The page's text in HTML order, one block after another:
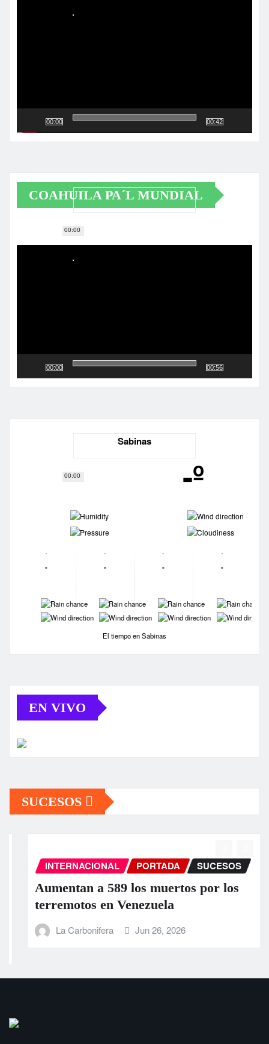
00:00
00:00
00:42
COAHUILA PA´L MUNDIAL
Reproductor
00:00
00:00
00:56
Sabinas
-º
-
-
-
-
-
-
-
-
-
-
-
-
-
-
-
-
-
-
-
-
El tiempo en Sabinas
EN VIVO
SUCESOS
INTERNACIONAL PORTADA SUCESOS
Aumentan a 589 los muertos por los
terremotos en Venezuela
La Carbonifera Jun 26, 2026